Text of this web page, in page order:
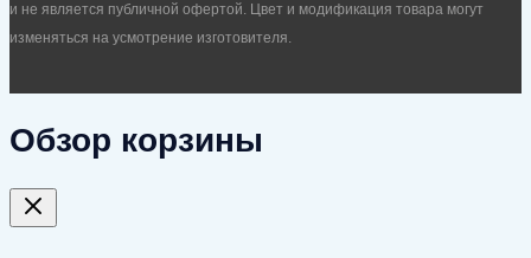
и не является публичной офертой. Цвет и модификация товара могут
изменяться на усмотрение изготовителя.
Обзор корзины